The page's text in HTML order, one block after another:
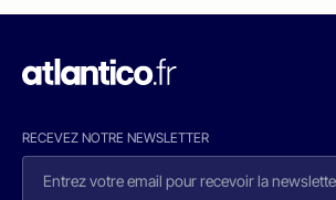
RECEVEZ NOTRE NEWSLETTER